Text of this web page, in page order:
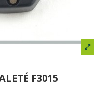
F3015